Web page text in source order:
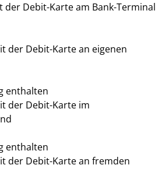
der Debit-Karte am Bank-Terminal
der Debit-Karte an eigenen
enthalten
der Debit-Karte im
enthalten
der Debit-Karte an fremden